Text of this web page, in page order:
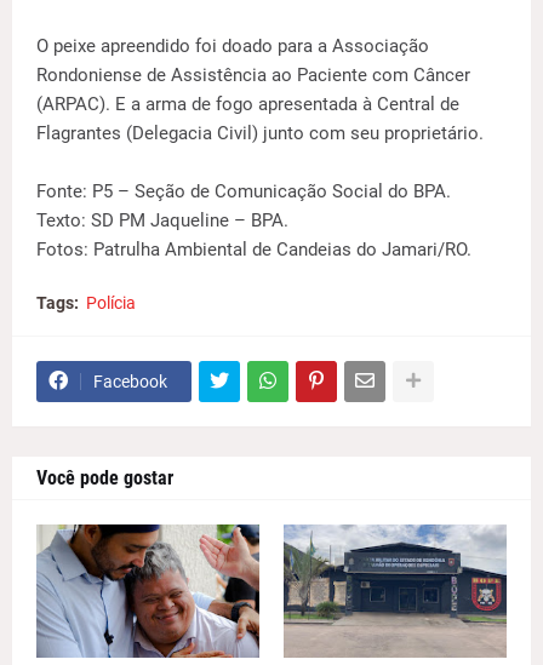
O peixe apreendido foi doado para a Associação
Rondoniense de Assistência ao Paciente com Câncer
(ARPAC). E a arma de fogo apresentada à Central de
Flagrantes (Delegacia Civil) junto com seu proprietário.
Fonte: P5 – Seção de Comunicação Social do BPA.
Texto: SD PM Jaqueline – BPA.
Fotos: Patrulha Ambiental de Candeias do Jamari/RO.
Tags: Polícia
Facebook
Você pode gostar